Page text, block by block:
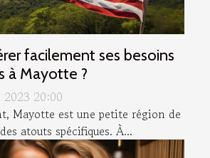
facilement ses besoins
à Mayotte ?
20:00
Mayotte est une petite région de
atouts spécifiques. À...